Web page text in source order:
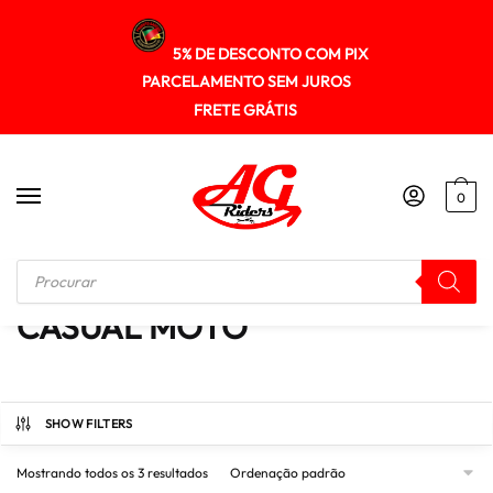
5% DE DESCONTO COM PIX
PARCELAMENTO SEM JUROS
FRETE GRÁTIS
0
Início / CASUAL MOTO
CASUAL MOTO
SHOW FILTERS
Mostrando todos os 3 resultados